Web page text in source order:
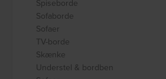
Spiseborde
Sofaborde
Sofaer
TV-borde
Skænke
Understel & bordben